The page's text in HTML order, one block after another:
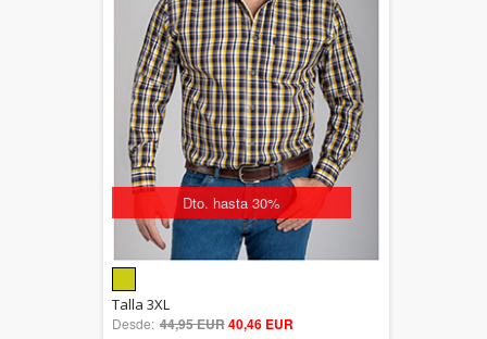
Dto. hasta 30%
out of 5
Talla 3XL
Desde: 44,95 EUR40,46 EUR